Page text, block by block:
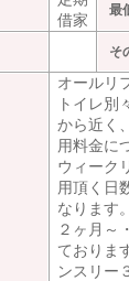
借家
最
そ
オールリ
トイレ別
から近く
用料金に
ウィーク
用頂く日
なります
２ヶ月～
ておりま
ンスリー